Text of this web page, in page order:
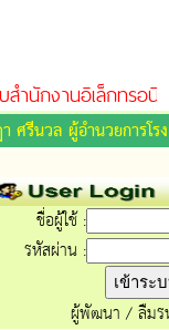
นักงานอิเล็กทรอนิกส์
ศรีนวล ผู้อำนวยการโ
ชื่อผู้ใช้ :
รหัสผ่าน :
ผู้พัฒนา/ลืม